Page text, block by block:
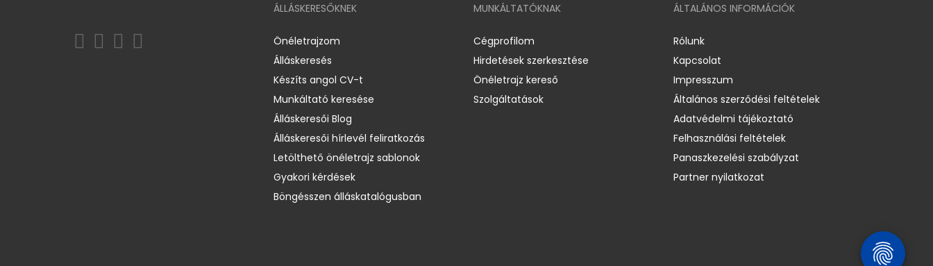
ÁLLÁSKERESŐKNEK
Önéletrajzom
Álláskeresés
Készíts angol CV-t
Munkáltató keresése
Álláskeresői Blog
Álláskeresői hírlevél feliratkozás
Letölthető önéletrajz sablonok
Gyakori kérdések
Böngésszen álláskatalógusban
MUNKÁLTATÓKNAK
Cégprofilom
Hirdetések szerkesztése
Önéletrajz kereső
Szolgáltatások
ÁLTALÁNOS INFORMÁCIÓK
Rólunk
Kapcsolat
Impresszum
Általános szerződési feltételek
Adatvédelmi tájékoztató
Felhasználási feltételek
Panaszkezelési szabályzat
Partner nyilatkozat